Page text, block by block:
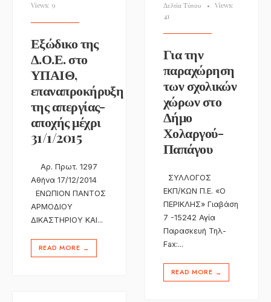
Views: 9
Εξώδικο της
Δ.Ο.Ε. στο
ΥΠΑΙΘ,
επαναπροκήρυξη
της απεργίας-
αποχής μέχρι
31/1/2015
Αρ. Πρωτ. 1297
Αθήνα 17/12/2014
ΕΝΩΠΙΟΝ ΠΑΝΤΟΣ
ΑΡΜΟΔΙΟΥ
ΔΙΚΑΣΤΗΡΙΟΥ ΚΑΙ...
READ MORE →
Δελτία Τύπου
• Views:
41
Για την
παραχώρηση
των σχολικών
χώρων στο
Δήμο
Χολαργού-
Παπάγου
ΣΥΛΛΟΓΟΣ
ΕΚΠ/KΩΝ Π.Ε. «Ο
ΠΕΡΙΚΛΗΣ» Γιαβάση
7 -15242 Αγία
Παρασκευή Τηλ-
Fax:...
READ MORE →